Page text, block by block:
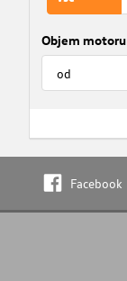
Objem motoru
Facebook